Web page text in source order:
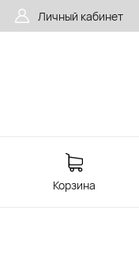
Личный кабинет
Корзина